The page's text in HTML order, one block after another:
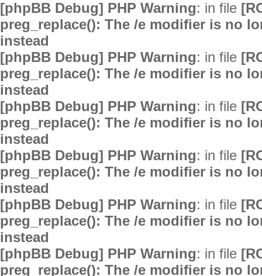
[phpBB Debug] PHP Warning: in file
preg_replace(): The /e modifier is no
instead
[phpBB Debug] PHP Warning: in file
preg_replace(): The /e modifier is no
instead
[phpBB Debug] PHP Warning: in file
preg_replace(): The /e modifier is no
instead
[phpBB Debug] PHP Warning: in file
preg_replace(): The /e modifier is no
instead
[phpBB Debug] PHP Warning: in file
preg_replace(): The /e modifier is no
instead
[phpBB Debug] PHP Warning: in file
preg_replace(): The /e modifier is no